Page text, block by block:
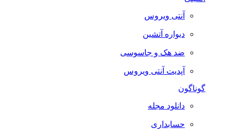
آنتی ویروس
دیواره آتشین
ضد هک و جاسوسی
آپدیت آنتی ویروس
گوناگون
دانلود مجله
حسابداری